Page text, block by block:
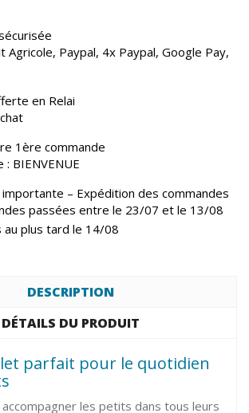
Agricole, Paypal, 4x Paypal, Google Pay,
en Relai
1ère commande
: BIENVENUE
– Expédition des commandes
passées entre le 23/07 et le 13/08
plus tard le 14/08
DESCRIPTION
DÉTAILS DU PRODUIT
parfait pour le quotidien
les petits dans tous leurs